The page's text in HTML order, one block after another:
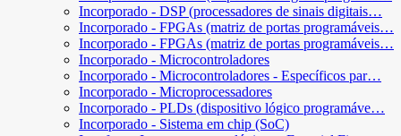
Incorporado - DSP (processadores de sinais digitais…
Incorporado - FPGAs (matriz de portas programáveis…
Incorporado - FPGAs (matriz de portas programáveis…
Incorporado - Microcontroladores
Incorporado - Microcontroladores - Específicos par…
Incorporado - Microprocessadores
Incorporado - PLDs (dispositivo lógico programáve…
Incorporado - Sistema em chip (SoC)